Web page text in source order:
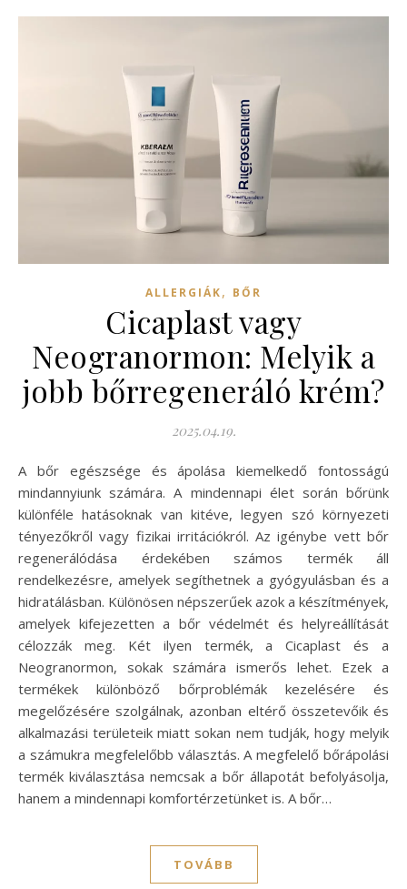
ALLERGIÁK, BŐR
Cicaplast vagy
Neogranormon: Melyik a
jobb bőrregeneráló krém?
2025.04.19.
A bőr egészsége és ápolása kiemelkedő fontosságú
mindannyiunk számára. A mindennapi élet során bőrünk
különféle hatásoknak van kitéve, legyen szó környezeti
tényezőkről vagy fizikai irritációkról. Az igénybe vett bőr
regenerálódása érdekében számos termék áll
rendelkezésre, amelyek segíthetnek a gyógyulásban és a
hidratálásban. Különösen népszerűek azok a készítmények,
amelyek kifejezetten a bőr védelmét és helyreállítását
célozzák meg. Két ilyen termék, a Cicaplast és a
Neogranormon, sokak számára ismerős lehet. Ezek a
termékek különböző bőrproblémák kezelésére és
megelőzésére szolgálnak, azonban eltérő összetevőik és
alkalmazási területeik miatt sokan nem tudják, hogy melyik
a számukra megfelelőbb választás. A megfelelő bőrápolási
termék kiválasztása nemcsak a bőr állapotát befolyásolja,
hanem a mindennapi komfortérzetünket is. A bőr…
TOVÁBB